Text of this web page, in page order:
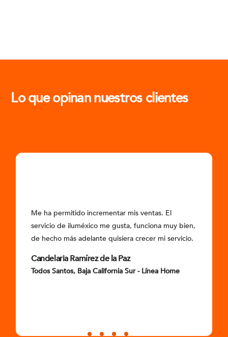
Lo que opinan nuestros clientes
Me ha permitido incrementar mis ventas. El
servicio de iluméxico me gusta, funciona muy bien,
de hecho más adelante quisiera crecer mi servicio.
Candelaria Ramírez de la Paz
Todos Santos, Baja California Sur - Línea Home